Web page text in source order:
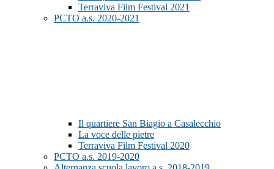
Terraviva Film Festival 2021
PCTO a.s. 2020-2021
Il quartiere San Biagio a Casalecchio
La voce delle pietre
Terraviva Film Festival 2020
PCTO a.s. 2019-2020